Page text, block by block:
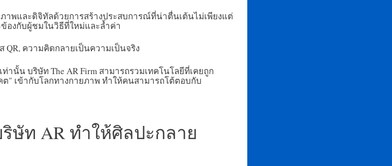
าพและดิจิทัลด้วยการสร้างประสบการณ์ที่น่าตื่นเต้นไม่เพียงแต่
องกับผู้ชมในวิธีที่ใหม่และล้ำค่า
QR, ความคิดกลายเป็นความเป็นจริง
านั้น บริษัท The AR Firm สามารถรวมเทคโนโลยีที่เคยถูก
" เข้ากับโลกทางกายภาพ ทำให้คนสามารถโต้ตอบกับ
ษัท AR ทำให้ศิลปะกลาย